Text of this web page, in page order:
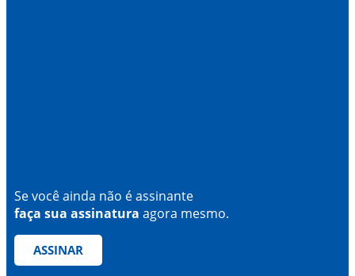
Se você ainda não é assinante
faça sua assinatura agora mesmo.
ASSINAR